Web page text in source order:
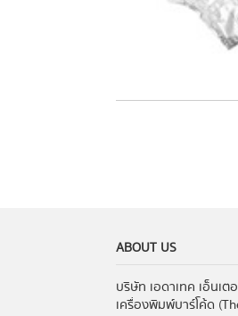
ABOUT US
บริษัท เอดาเทค เอ็นเ
เครื่องพิมพ์บาร์โค้ด